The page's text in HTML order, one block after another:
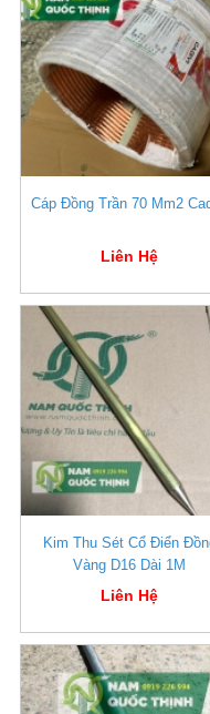
Cáp Đồng Trần 70 Mm2
Liên Hệ
Kim Thu Sét Cổ Điển
Vàng D16 Dài 1M
Liên Hệ